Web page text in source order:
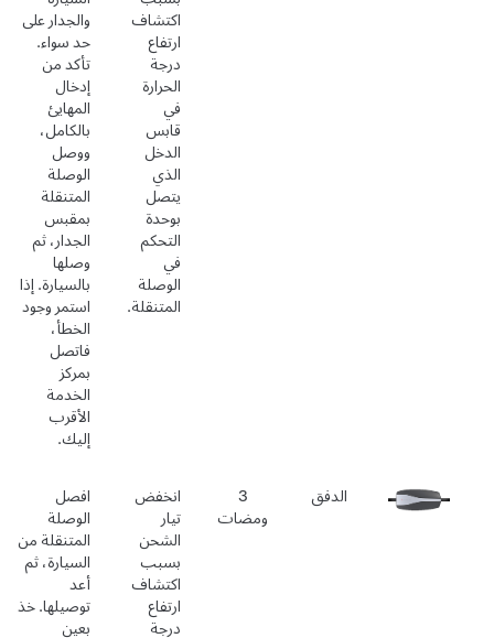
اكتشاف
ارتفاع
درجة
الحرارة
قابس
الدخل
الذي
يتصل
بوحدة
التحكم
الوصلة
المتنقلة.
والجدار على
حد سواء.
تأكد من
إدخال
المهايئ
بالكامل،
ووصل
الوصلة
المتنقلة
بمقبس
الجدار، ثم
وصلها
بالسيارة. إذا
استمر وجود
الخطأ،
فاتصل
بمركز
الخدمة
الأقرب
إليك.
الدفق
ومضات
انخفض
الشحن
بسبب
اكتشاف
ارتفاع
درجة
افصل
الوصلة
المتنقلة من
السيارة، ثم
توصيلها. خذ
بعين